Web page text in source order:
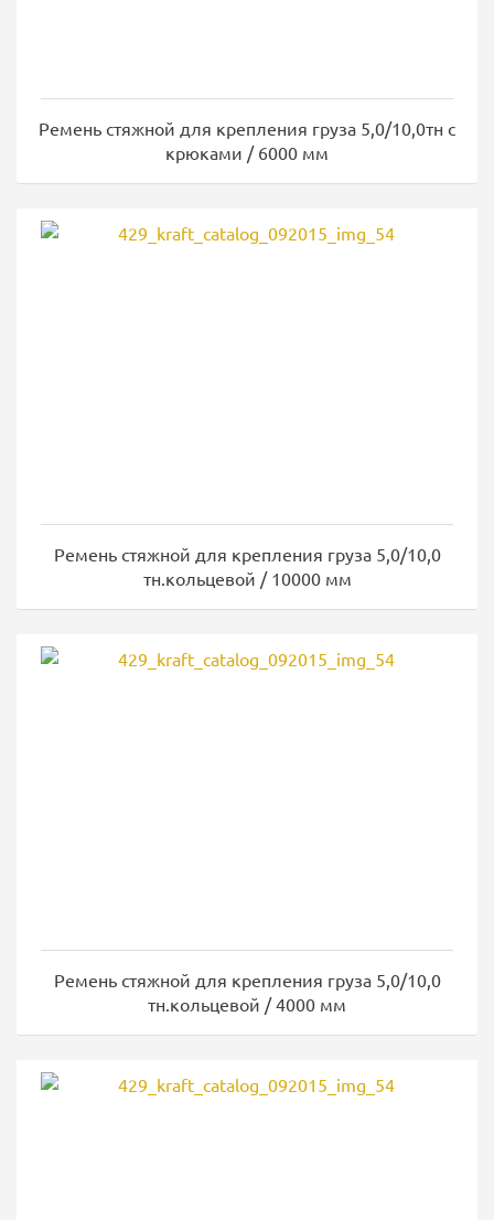
Ремень стяжной для крепления груза 5,0/10,0тн с
крюками / 6000 мм
Ремень стяжной для крепления груза 5,0/10,0
тн.кольцевой / 10000 мм
Ремень стяжной для крепления груза 5,0/10,0
тн.кольцевой / 4000 мм